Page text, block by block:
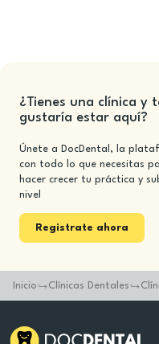
¿Tienes una clínica y
gustaría estar aquí?
Únete a DocDental, la
con todo lo que necesitas
hacer crecer tu práctica y
nivel
Registrate ahora
Inicio Clínicas Dentales